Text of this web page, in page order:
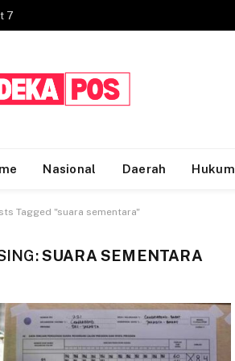
7
Nasional Daerah Hukum
Tagged "suara sementara"
SUARA SEMENTARA